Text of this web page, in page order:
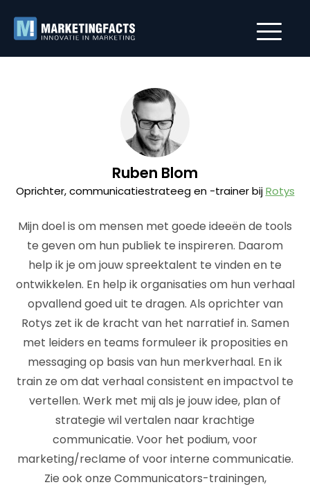
Ruben Blom
Oprichter, communicatiestrateeg en -trainer bijRotys
Mijn doel is om mensen met goede ideeën de tools
te geven om hun publiek te inspireren. Daarom
help ik je om jouw spreektalent te vinden en te
ontwikkelen. En help ik organisaties om hun verhaal
opvallend goed uit te dragen. Als oprichter van
Rotys zet ik de kracht van het narratief in. Samen
met leiders en teams formuleer ik proposities en
messaging op basis van hun merkverhaal. En ik
train ze om dat verhaal consistent en impactvol te
vertellen. Werk met mij als je jouw idee, plan of
strategie wil vertalen naar krachtige
communicatie. Voor het podium, voor
marketing/reclame of voor interne communicatie.
Zie ook onze Communicators-trainingen,